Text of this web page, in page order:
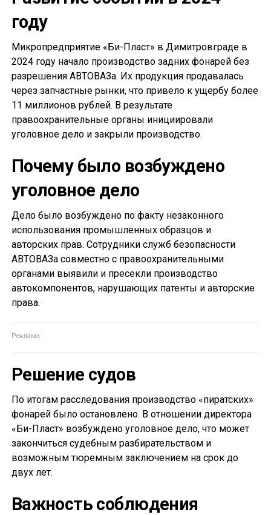
году
Микропредприятие «Би-Пласт» в Димитровграде в
2024 году начало производство задних фонарей без
разрешения АВТОВАЗа. Их продукция продавалась
через запчастные рынки, что привело к ущербу более
11 миллионов рублей. В результате
правоохранительные органы инициировали
уголовное дело и закрыли производство.
Почему было возбуждено
уголовное дело
Дело было возбуждено по факту незаконного
использования промышленных образцов и
авторских прав. Сотрудники служб безопасности
АВТОВАЗа совместно с правоохранительными
органами выявили и пресекли производство
автокомпонентов, нарушающих патенты и авторские
права.
Решение судов
По итогам расследования производство «пиратских»
фонарей было остановлено. В отношении директора
«Би-Пласт» возбуждено уголовное дело, что может
закончиться судебным разбирательством и
возможным тюремным заключением на срок до
двух лет.
Важность соблюдения